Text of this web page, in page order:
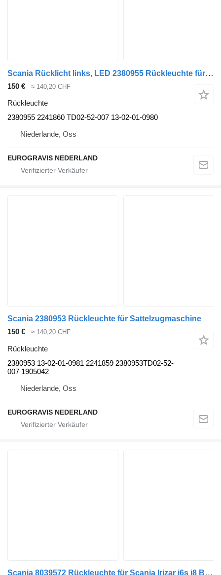
Scania Rücklicht links, LED 2380955 Rückleuchte für Scania Sattelzugmaschine
150 € ≈ 140,20 CHF
Rückleuchte
2380955 2241860 TD02-52-007 13-02-01-0980
Niederlande, Oss
EUROGRAVIS NEDERLAND
Scania 2380953 Rückleuchte für Sattelzugmaschine
150 €
≈ 140,20 CHF
Rückleuchte
2380953 13-02-01-0981 2241859 2380953TD02-52-
007 1905042
Niederlande, Oss
EUROGRAVIS NEDERLAND
Scania 8039572 Rückleuchte für Scania Irizar i6s i8 Bus